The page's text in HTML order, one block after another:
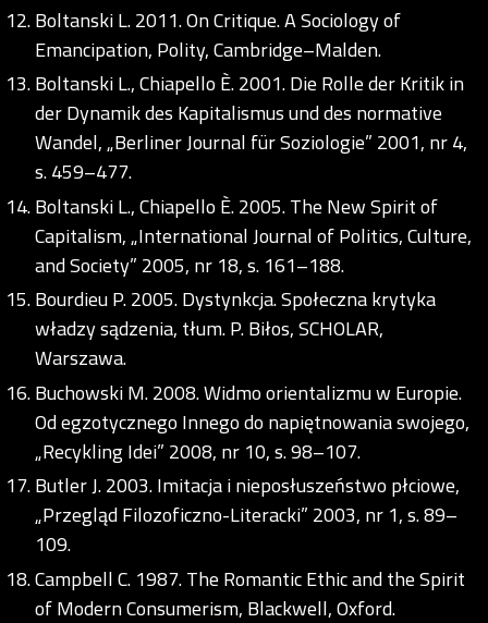
Boltanski L. 2011. On Critique. A Sociology of
Emancipation, Polity, Cambridge–Malden.
Boltanski L., Chiapello È. 2001. Die Rolle der Kritik in
der Dynamik des Kapitalismus und des normative
Wandel, „Berliner Journal für Soziologie” 2001, nr 4,
s. 459–477.
Boltanski L., Chiapello È. 2005. The New Spirit of
Capitalism, „International Journal of Politics, Culture,
and Society” 2005, nr 18, s. 161–188.
Bourdieu P. 2005. Dystynkcja. Społeczna krytyka
władzy sądzenia, tłum. P. Biłos, SCHOLAR,
Warszawa.
Buchowski M. 2008. Widmo orientalizmu w Europie.
Od egzotycznego Innego do napiętnowania swojego,
„Recykling Idei” 2008, nr 10, s. 98–107.
Butler J. 2003. Imitacja i nieposłuszeństwo płciowe,
„Przegląd Filozoficzno-Literacki” 2003, nr 1, s. 89–
109.
Campbell C. 1987. The Romantic Ethic and the Spirit
of Modern Consumerism, Blackwell, Oxford.